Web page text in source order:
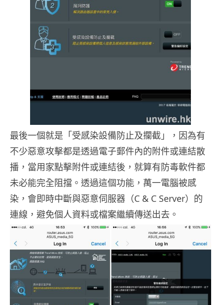
最後一個就是「受感染設備防止及攔截」，因為有
不少惡意攻擊都是透過電子郵件內的附件或連結散
播，當用家點擊附件或連結後，就算有防毒軟件都
未必能完全阻擋。透過這個功能，萬一電腦被感
染，會即時中斷與惡意伺服器（C & C Server）的
連線，避免個人資料或檔案繼續傳送出去。